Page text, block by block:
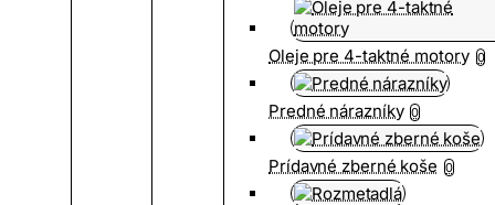
Oleje pre 4-taktné motory 0
Predné nárazníky 0
Prídavné zberné koše 0